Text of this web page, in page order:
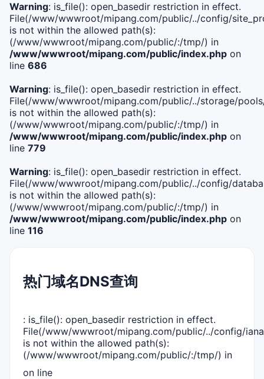
Warning: is_file(): open_basedir restriction in effect.
File(/www/wwwroot/mipang.com/public/../config/
is not within the allowed path(s):
(/www/wwwroot/mipang.com/public/:/tmp/) in
/www/wwwroot/mipang.com/public/index.php on
line 686
Warning: is_file(): open_basedir restriction in effect.
File(/www/wwwroot/mipang.com/public/../storage/
is not within the allowed path(s):
(/www/wwwroot/mipang.com/public/:/tmp/) in
/www/wwwroot/mipang.com/public/index.php on
line 779
Warning: is_file(): open_basedir restriction in effect.
File(/www/wwwroot/mipang.com/public/../config/
is not within the allowed path(s):
(/www/wwwroot/mipang.com/public/:/tmp/) in
/www/wwwroot/mipang.com/public/index.php on
line 116
热门域名DNS查询
: is_file(): open_basedir restriction in effect.
File(/www/wwwroot/mipang.com/public/../config/
is not within the allowed path(s):
(/www/wwwroot/mipang.com/public/:/tmp/) in
on line